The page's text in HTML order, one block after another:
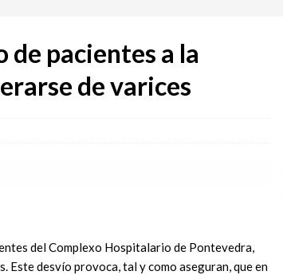
de pacientes a la
de varices
del Complexo Hospitalario de Pontevedra,
Este desvío provoca, tal y como aseguran, que en